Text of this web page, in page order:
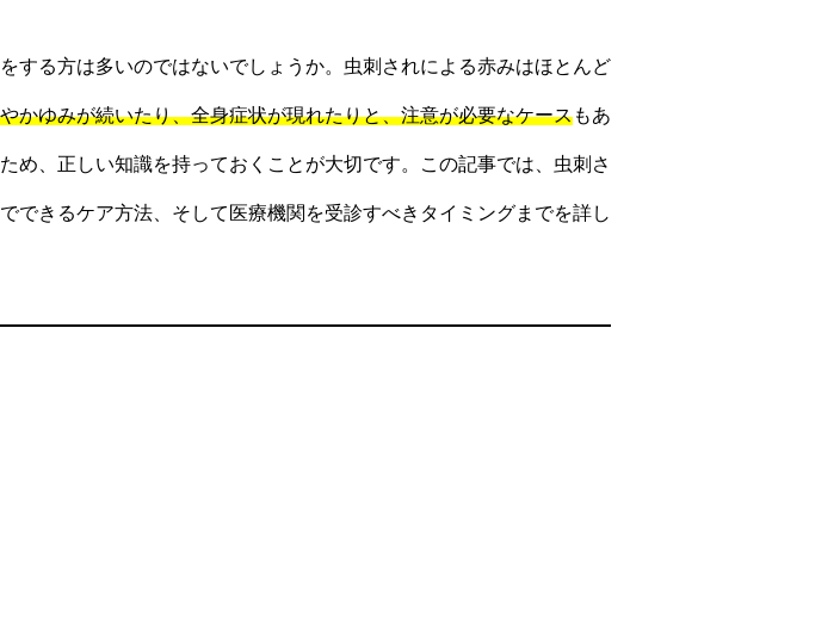
する方は多いのではないでしょうか。虫刺されによる赤みはほとんど
かゆみが続いたり、全身症状が現れたりと、注意が必要なケースもあ
め、正しい知識を持っておくことが大切です。この記事では、虫刺さ
できるケア方法、そして医療機関を受診すべきタイミングまでを詳し